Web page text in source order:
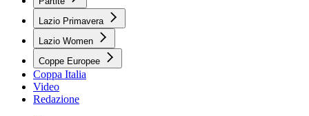
Lazio Primavera
Lazio Women
Coppe Europee
Coppa Italia
Video
Redazione